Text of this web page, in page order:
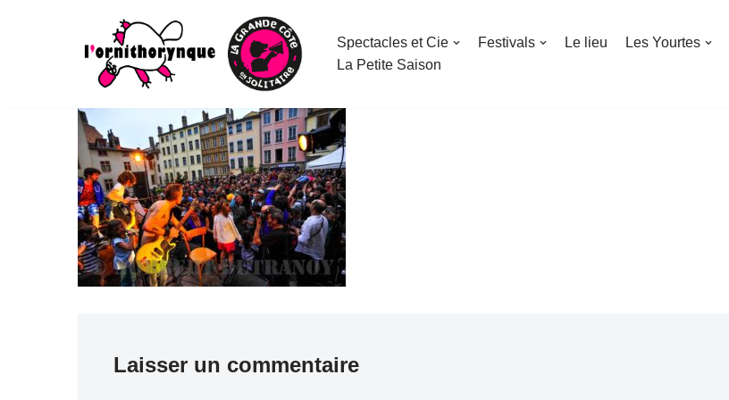
Spectacles et Cie Festivals Le lieu Les Yourtes
La Petite Saison
Laisser un commentaire